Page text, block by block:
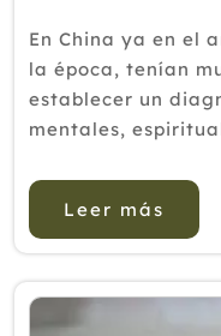
En China ya en el
la época, tenían
establecer un
mentales,
estrecha relaci...
Leer más